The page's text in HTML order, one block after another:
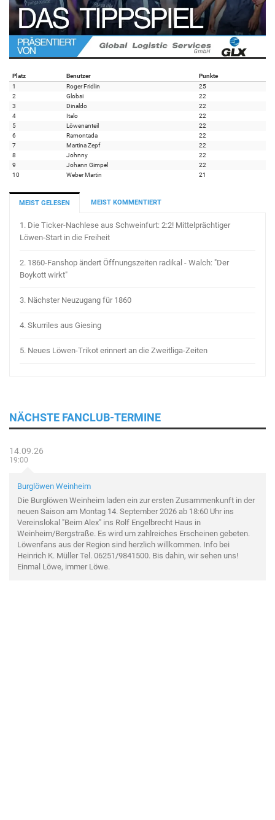
Platz Benutzer
Punkte
1
Roger Fridlin
25
2
Globsi
22
3
Dinaldo
22
4
Italo
22
5
Löwenanteil
22
6
Ramontada
22
7
Martina Zepf
22
8
Johnny
22
9
Johann Gimpel
22
10
Weber Martin 21
MEIST GELESEN MEIST KOMMENTIERT
1. Die Ticker-Nachlese aus Schweinfurt: 2:2! Mittelprächtiger
Löwen-Start in die Freiheit
2. 1860-Fanshop ändert Öffnungszeiten radikal - Walch: "Der
Boykott wirkt"
3. Nächster Neuzugang für 1860
4. Skurriles aus Giesing
5. Neues Löwen-Trikot erinnert an die Zweitliga-Zeiten
NÄCHSTE FANCLUB-TERMINE
14.09.26
19:00
Burglöwen Weinheim
Die Burglöwen Weinheim laden ein zur ersten Zusammenkunft in der
neuen Saison am Montag 14. September 2026 ab 18:60 Uhr ins
Vereinslokal "Beim Alex" ins Rolf Engelbrecht Haus in
Weinheim/Bergstraße. Es wird um zahlreiches Erscheinen gebeten.
Löwenfans aus der Region sind herzlich willkommen. Info bei
Heinrich K. Müller Tel. 06251/9841500. Bis dahin, wir sehen uns!
Einmal Löwe, immer Löwe.